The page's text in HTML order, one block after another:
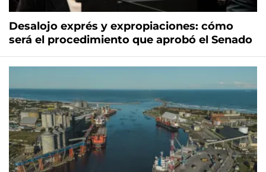
Desalojo exprés y expropiaciones: cómo
será el procedimiento que aprobó el Senado